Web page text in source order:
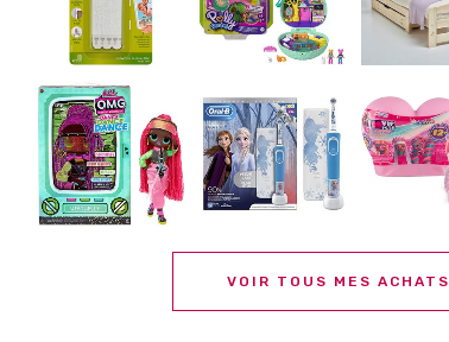
VOIR TOUS MES ACHATS